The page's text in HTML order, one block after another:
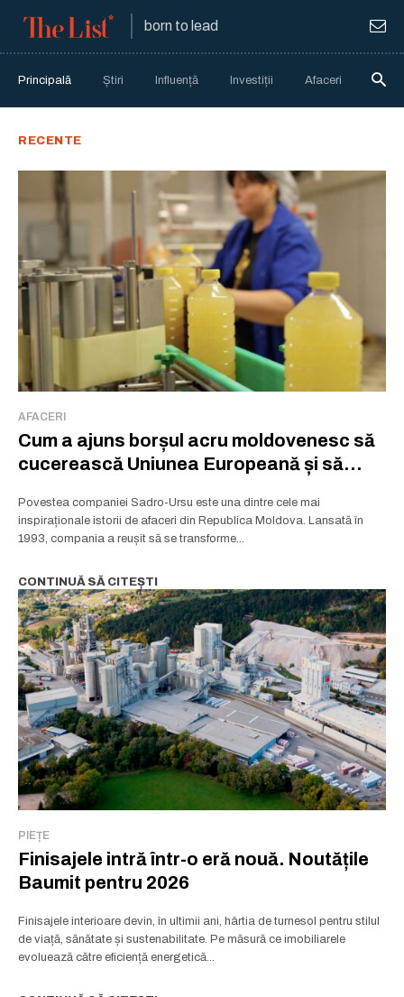
born to lead
Principală Știri Influență Investiții Afaceri
RECENTE
AFACERI
Cum a ajuns borșul acru moldovenesc să
cucerească Uniunea Europeană și să
Povestea companiei Sadro-Ursu este una dintre cele mai
inspiraționale istorii de afaceri din Republica Moldova. Lansată în
1993, compania a reușit să se transforme...
CONTINUĂ SĂ CITEȘTI
PIEȚE
Finisajele intră într-o eră nouă. Noutățile
Baumit pentru 2026
Finisajele interioare devin, în ultimii ani, hârtia de turnesol pentru stilul
de viață, sănătate și sustenabilitate. Pe măsură ce imobiliarele
evoluează către eficiență energetică...